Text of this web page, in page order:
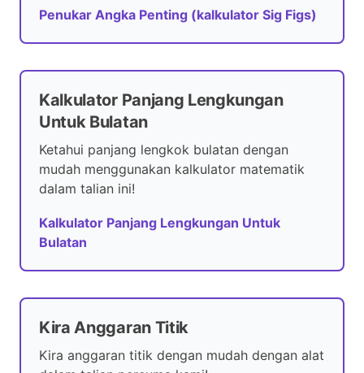
Penukar Angka Penting (kalkulator Sig Figs)
Kalkulator Panjang Lengkungan
Untuk Bulatan
Ketahui panjang lengkok bulatan dengan
mudah menggunakan kalkulator matematik
dalam talian ini!
Kalkulator Panjang Lengkungan Untuk
Bulatan
Kira Anggaran Titik
Kira anggaran titik dengan mudah dengan alat